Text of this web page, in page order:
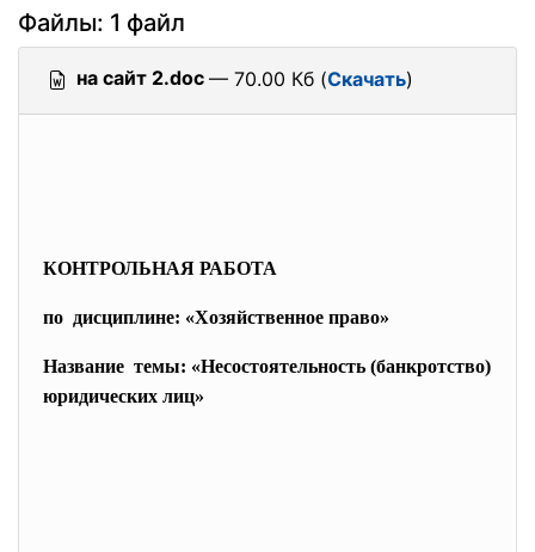
Файлы: 1 файл
на сайт 2.doc — 70.00 Кб (Скачать)
КОНТРОЛЬНАЯ РАБОТА
по дисциплине: «Хозяйственное право»
Название темы: «Несостоятельность (банкротство)
юридических лиц»